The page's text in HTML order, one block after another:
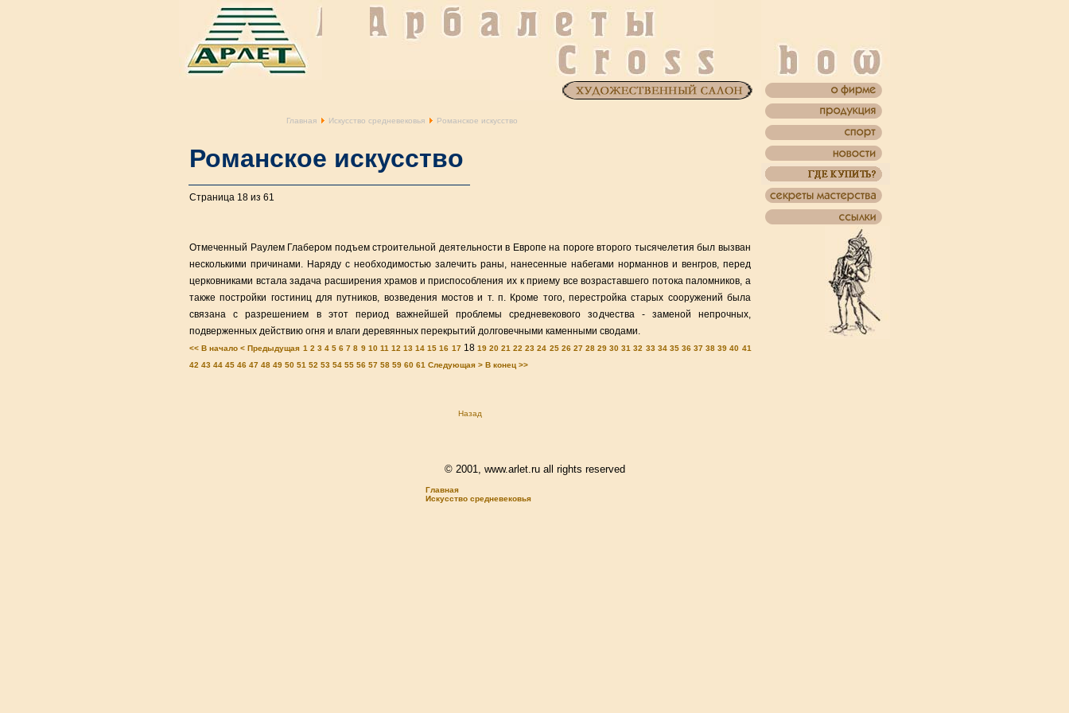
Главная Искусство средневековья Романское искусство
Романское искусство
Страница 18 из 61
Отмеченный Раулем Глабером подъем строительной деятельности в Европе на пороге второго тысячелетия был вызван
несколькими причинами. Наряду с необходимостью залечить раны, нанесенные набегами норманнов и венгров, перед
церковниками встала задача расширения храмов и приспособления их к приему все возраставшего потока паломников, а
также постройки гостиниц для путников, возведения мостов и т. п. Кроме того, перестройка старых сооружений была
связана с разрешением в этот период важнейшей проблемы средневекового зодчества - заменой непрочных,
подверженных действию огня и влаги деревянных перекрытий долговечными каменными сводами.
<< В начало < Предыдущая 1 2 3 4 5 6 7 8 9 10 11 12 13 14 15 16 17 18 19 20 21 22 23 24 25 26 27 28 29 30 31 32 33 34 35 36 37 38 39 40 41
42 43 44 45 46 47 48 49 50 51 52 53 54 55 56 57 58 59 60 61 Следующая > В конец >>
Назад
© 2001, www.arlet.ru all rights reserved
Главная
Искусство средневековья